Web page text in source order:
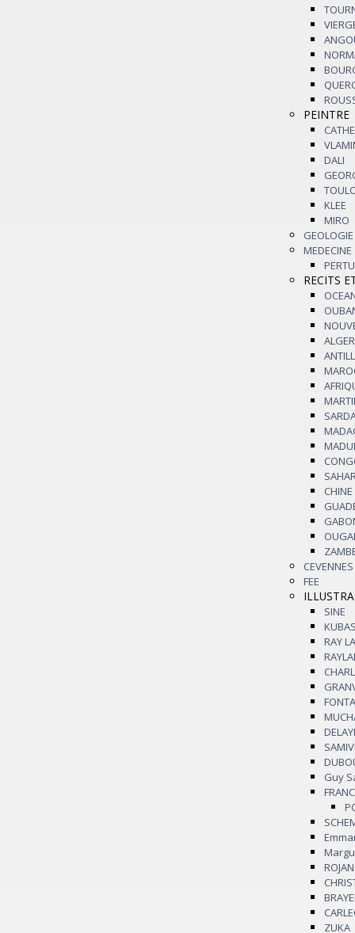
PEINTRE
DALI
KLEE
MIRO
GEOLOGIE
MEDECINE
RECITS
CHINE
CEVENNES
FEE
SINE
RAY
Guy
ROJAN
ZUKA